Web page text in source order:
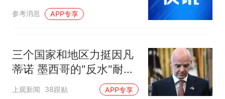
参考消息 APP专享
三个国家和地区力挺因凡
蒂诺 墨西哥的"反水"耐人
寻味
上观新闻 38跟贴 APP专享